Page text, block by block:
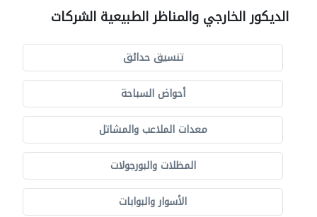
الديكور الخارجي والمناظر الطبيعية الشركات
تنسيق حدائق
أحواض السباحة
معدات الملاعب والمشاتل
المظلات والبورجولات
الأسوار والبوابات